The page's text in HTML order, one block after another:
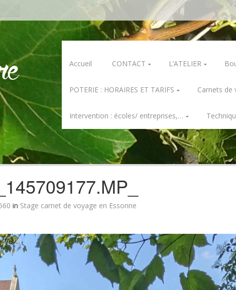
Skip
Accueil CONTACT L’ATELIER
POTERIE : HORAIRES ET TARIFS Carnets de
Intervention : écoles/ entreprises,…
in Stage carnet de voyage en Essonne